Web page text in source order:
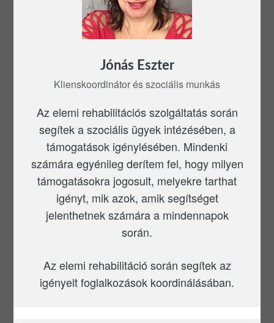
Jónás Eszter
Klienskoordinátor és szociális munkás
Az elemi rehabilitációs szolgáltatás során
segítek a szociális ügyek intézésében, a
támogatások igénylésében. Mindenki
számára egyénileg derítem fel, hogy milyen
támogatásokra jogosult, melyekre tarthat
igényt, mik azok, amik segítséget
jelenthetnek számára a mindennapok
során.
Az elemi rehabilitáció során segítek az
igényelt foglalkozások koordinálásában.